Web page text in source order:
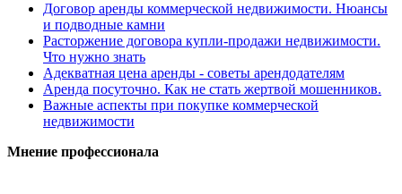
Договор аренды коммерческой недвижимости. Нюансы
и подводные камни
Расторжение договора купли-продажи недвижимости.
Что нужно знать
Адекватная цена аренды - советы арендодателям
Аренда посуточно. Как не стать жертвой мошенников.
Важные аспекты при покупке коммерческой
недвижимости
Мнение профессионала